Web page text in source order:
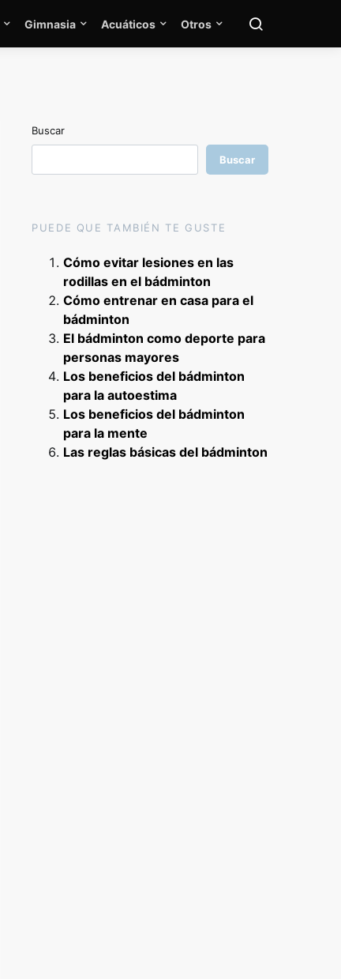
Gimnasia Acuáticos Otros
Buscar
Buscar
PUEDE QUE TAMBIÉN TE GUSTE
Cómo evitar lesiones en las
rodillas en el bádminton
Cómo entrenar en casa para el
bádminton
El bádminton como deporte para
personas mayores
Los beneficios del bádminton
para la autoestima
Los beneficios del bádminton
para la mente
Las reglas básicas del bádminton